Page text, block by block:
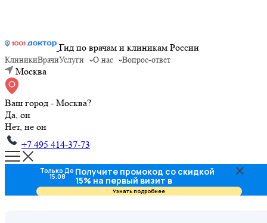
Гид по врачам и клиникам России
КлиникиВрачиУслуги О нас Вопрос-ответ
Москва
Ваш город - Москва?
Да, он
Нет, не он
+7 495 414-37-73
Только До
15.08 Получите промокод со скидкой
15% на первый визит в
стоматологию
Узнать подробнее